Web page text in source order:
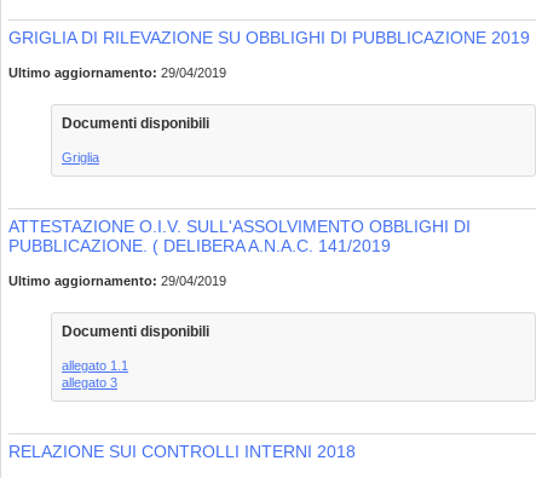
GRIGLIA DI RILEVAZIONE SU OBBLIGHI DI PUBBLICAZIONE 2019
Ultimo aggiornamento: 29/04/2019
Documenti disponibili
Griglia
ATTESTAZIONE O.I.V. SULL'ASSOLVIMENTO OBBLIGHI DI
PUBBLICAZIONE. ( DELIBERA A.N.A.C. 141/2019
Ultimo aggiornamento: 29/04/2019
Documenti disponibili
allegato 1.1
allegato 3
RELAZIONE SUI CONTROLLI INTERNI 2018